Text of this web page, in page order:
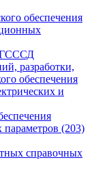
обеспечения
ГСССД
разработки,
обеспечения
и
параметров (203)
справочных